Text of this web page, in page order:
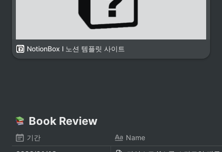
스타트업, 학교, 집에서 모두 써
먹는 노션 무료 템플릿, 5초 만에
NotionBox l 노션 템플릿 사이트
Book Review
기간
Name